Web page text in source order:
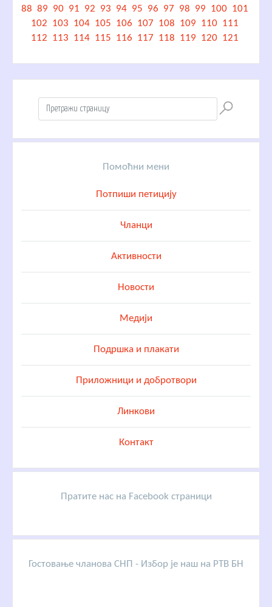
88 89 90 91 92 93 94 95 96 97 98 99 100 101
102 103 104 105 106 107 108 109 110 111
112 113 114 115 116 117 118 119 120 121
Помоћни мени
Потпиши петицију
Чланци
Активности
Новости
Медији
Подршка и плакати
Приложници и добротвори
Линкови
Контакт
Пратите нас на Facebook страници
Гостовање чланова СНП - Избор је наш на РТВ БН